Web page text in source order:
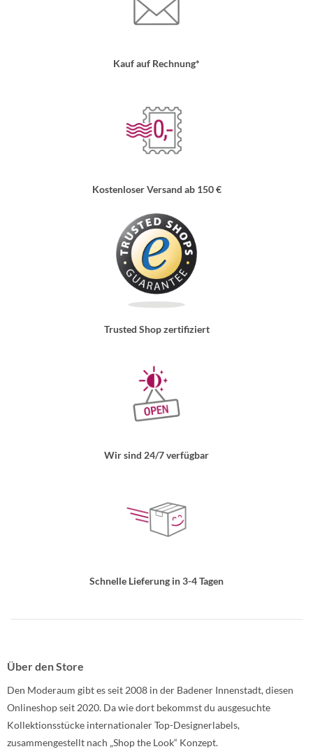
Kauf auf Rechnung*
Kostenloser Versand ab 150 €
Trusted Shop zertifiziert
Wir sind 24/7 verfügbar
Schnelle Lieferung in 3-4 Tagen
Über den Store
Den Moderaum gibt es seit 2008 in der Badener Innenstadt, diesen
Onlineshop seit 2020. Da wie dort bekommst du ausgesuchte
Kollektionsstücke internationaler Top-Designerlabels,
zusammengestellt nach „Shop the Look“ Konzept.